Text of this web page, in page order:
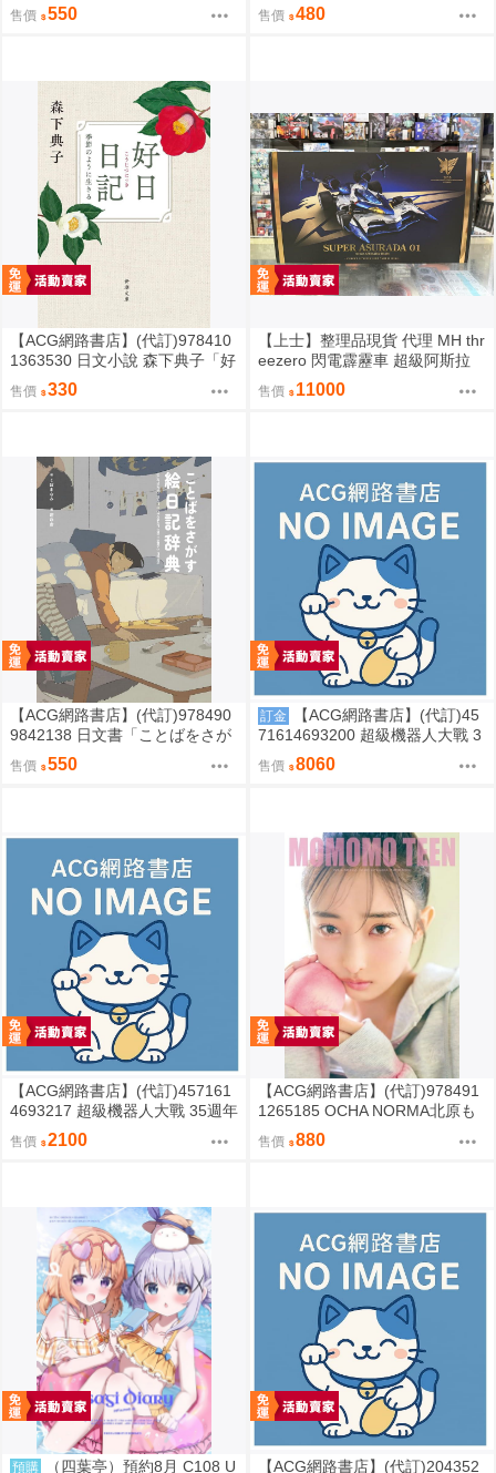
海と大地の言葉辞典」
售價 550
ukke sakamura「明るい夜に、
星を探して」
售價 480
【ACG網路書店】(代訂)978410
1363530 日文小說 森下典子「好
日日記：季節のように生きる」
售價 330
【上士】整理品現貨 代理 MH thr
eezero 閃電霹靂車 超級阿斯拉
完全變形 無壓克力盒 請詳閱內文
售價 11000
【ACG網路書店】(代訂)978490
9842138 日文書「ことばをさが
す絵日記辞典」YUEISHA DICTI
ONARY
售價 550
訂金
【ACG網路書店】(代訂)45
71614693200 超級機器人大戰 3
5週年紀念 JAM Project 主題歌完
整專輯 完全生產限定盤
售價 8060
【ACG網路書店】(代訂)457161
4693217 超級機器人大戰 35週年
紀念 JAM Project 主題歌完整專
輯 通常盤
售價 2100
【ACG網路書店】(代訂)978491
1265185 OCHA NORMA北原も
も 寫真集「もももてぃーん。」
售價 880
預購
（四葉亭）預約8月 C108 U
【ACG網路書店】(代訂)204352